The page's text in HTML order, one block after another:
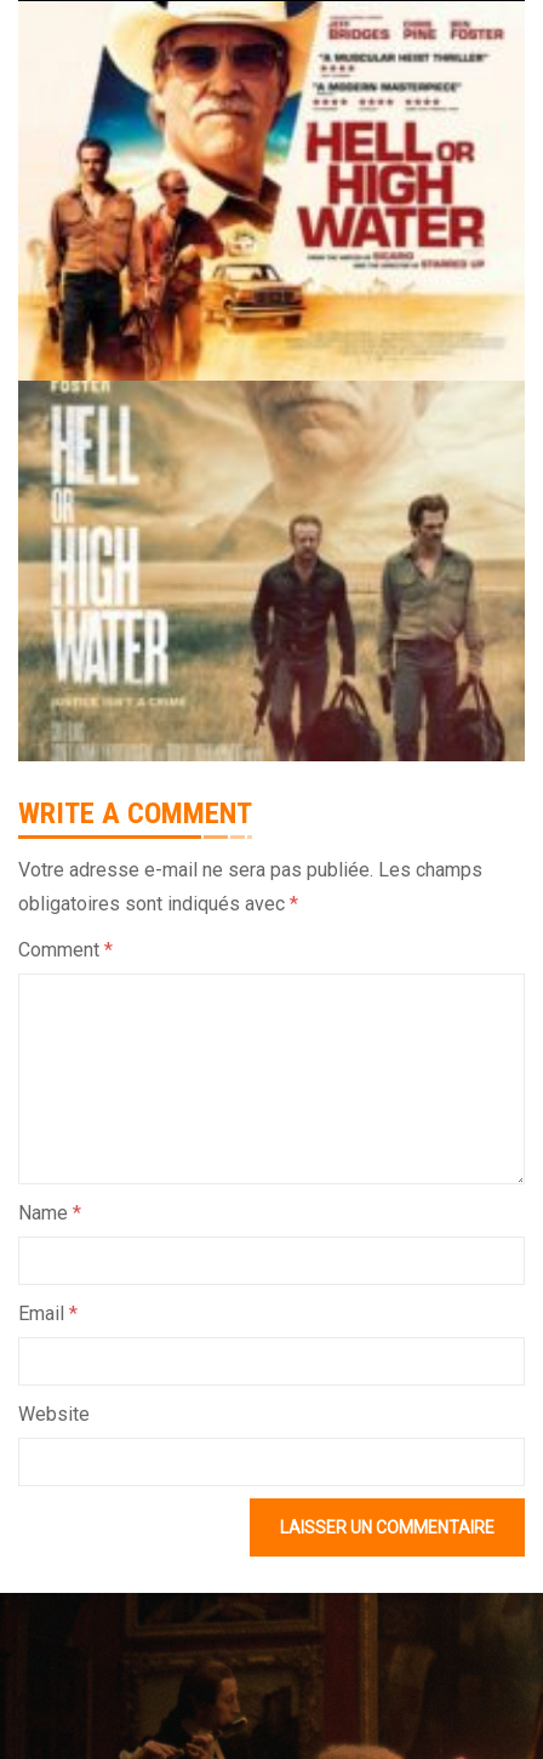
WRITE A COMMENT
Votre adresse e-mail ne sera pas publiée. Les champs
obligatoires sont indiqués avec *
Comment *
Name *
Email *
Website